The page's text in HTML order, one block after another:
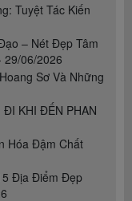
Tuyệt Tác Kiến
– Nét Đẹp Tâm
29/06/2026
Sơ Và Những
ĐI KHI ĐẾN PHAN
Hóa Đậm Chất
Địa Điểm Đẹp